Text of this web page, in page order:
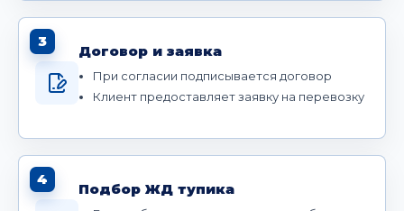
3
Договор и заявка
При согласии подписывается договор
Клиент предоставляет заявку на перевозку
4
Подбор ЖД тупика